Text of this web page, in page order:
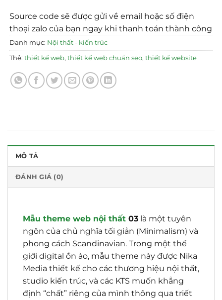
Source code sẽ được gửi về email hoặc số điện
thoại zalo của bạn ngay khi thanh toán thành công
Danh mục: Nội thất - kiến trúc
Thẻ:thiết kế web,thiết kế web chuẩn seo,thiết kế website
MÔ TẢ
ĐÁNH GIÁ (0)
Mẫu theme web nội thất 03 là một tuyên
ngôn của chủ nghĩa tối giản (Minimalism) và
phong cách Scandinavian. Trong một thế
giới digital ồn ào, mẫu theme này được Nika
Media thiết kế cho các thương hiệu nội thất,
studio kiến trúc, và các KTS muốn khẳng
định “chất” riêng của mình thông qua triết